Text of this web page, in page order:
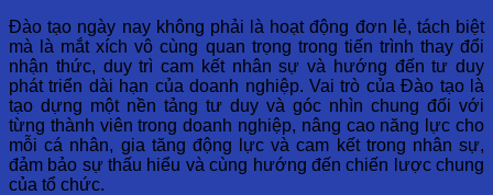
Đào tạo ngày nay không phải là hoạt động đơn lẻ, tách biệt
mà là mắt xích vô cùng quan trọng trong tiến trình thay đổi
nhận thức, duy trì cam kết nhân sự và hướng đến tư duy
phát triển dài hạn của doanh nghiệp. Vai trò của Đào tạo là
tạo dựng một nền tảng tư duy và góc nhìn chung đối với
từng thành viên trong doanh nghiệp, nâng cao năng lực cho
mỗi cá nhân, gia tăng động lực và cam kết trong nhân sự,
đảm bảo sự thấu hiểu và cùng hướng đến chiến lược chung
của tổ chức.